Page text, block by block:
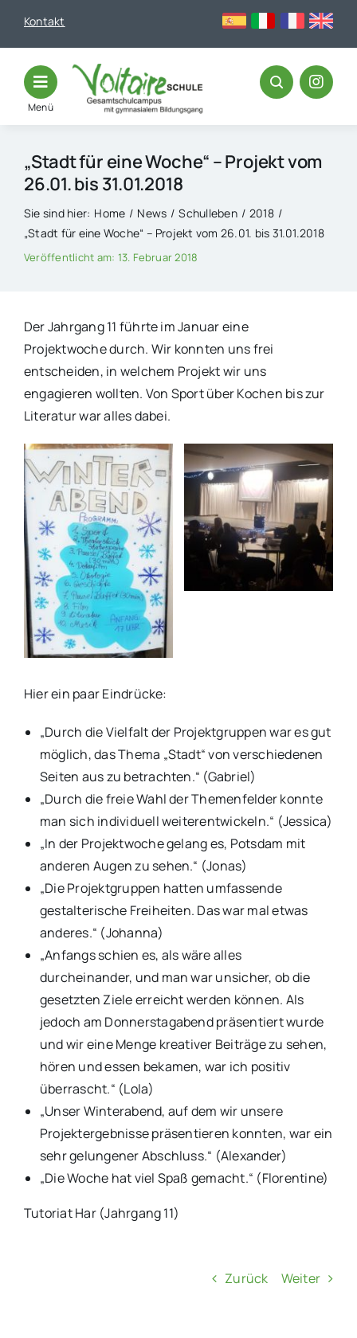
Kontakt
Menü
„Stadt für eine Woche“ – Projekt vom
26.01. bis 31.01.2018
Sie sind hier: Home News Schulleben
2018
„Stadt für eine Woche“ – Projekt vom 26.01. bis 31.01.2018
Veröffentlicht am: 13. Februar 2018
Der Jahrgang 11 führte im Januar eine
Projektwoche durch. Wir konnten uns frei
entscheiden, in welchem Projekt wir uns
engagieren wollten. Von Sport über Kochen bis zur
Literatur war alles dabei.
Hier ein paar Eindrücke:
„Durch die Vielfalt der Projektgruppen war es gut
möglich, das Thema „Stadt“ von verschiedenen
Seiten aus zu betrachten.“ (Gabriel)
„Durch die freie Wahl der Themenfelder konnte
man sich individuell weiterentwickeln.“ (Jessica)
„In der Projektwoche gelang es, Potsdam mit
anderen Augen zu sehen.“ (Jonas)
„Die Projektgruppen hatten umfassende
gestalterische Freiheiten. Das war mal etwas
anderes.“ (Johanna)
„Anfangs schien es, als wäre alles
durcheinander, und man war unsicher, ob die
gesetzten Ziele erreicht werden können. Als
jedoch am Donnerstagabend präsentiert wurde
und wir eine Menge kreativer Beiträge zu sehen,
hören und essen bekamen, war ich positiv
überrascht.“ (Lola)
„Unser Winterabend, auf dem wir unsere
Projektergebnisse präsentieren konnten, war ein
sehr gelungener Abschluss.“ (Alexander)
„Die Woche hat viel Spaß gemacht.“ (Florentine)
Tutoriat Har (Jahrgang 11)
Zurück Weiter